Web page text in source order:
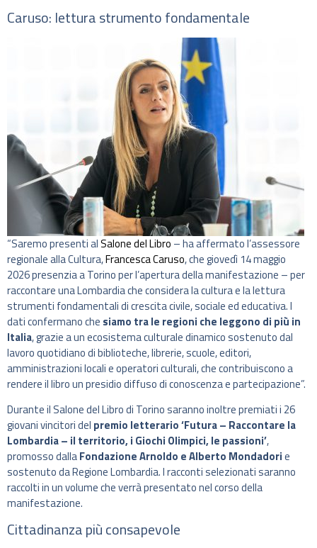
Caruso: lettura strumento fondamentale
“Saremo presenti alSalone del Libro – ha affermato l’assessore
regionale alla Cultura,Francesca Caruso, che giovedì 14 maggio
2026 presenzia a Torino per l’apertura della manifestazione – per
raccontare una Lombardia che considera la cultura e la lettura
strumenti fondamentali di crescita civile, sociale ed educativa. I
dati confermano che siamo tra le regioni che leggono di più in
Italia, grazie a un ecosistema culturale dinamico sostenuto dal
lavoro quotidiano di biblioteche, librerie, scuole, editori,
amministrazioni locali e operatori culturali, che contribuiscono a
rendere il libro un presidio diffuso di conoscenza e partecipazione”.
Durante il Salone del Libro di Torino saranno inoltre premiati i 26
giovani vincitori del premio letterario ‘Futura – Raccontare la
Lombardia – il territorio, i Giochi Olimpici, le passioni’,
promosso dallaFondazione Arnoldo e Alberto Mondadorie
sostenuto da Regione Lombardia. I racconti selezionati saranno
raccolti in un volume che verrà presentato nel corso della
manifestazione.
Cittadinanza più consapevole